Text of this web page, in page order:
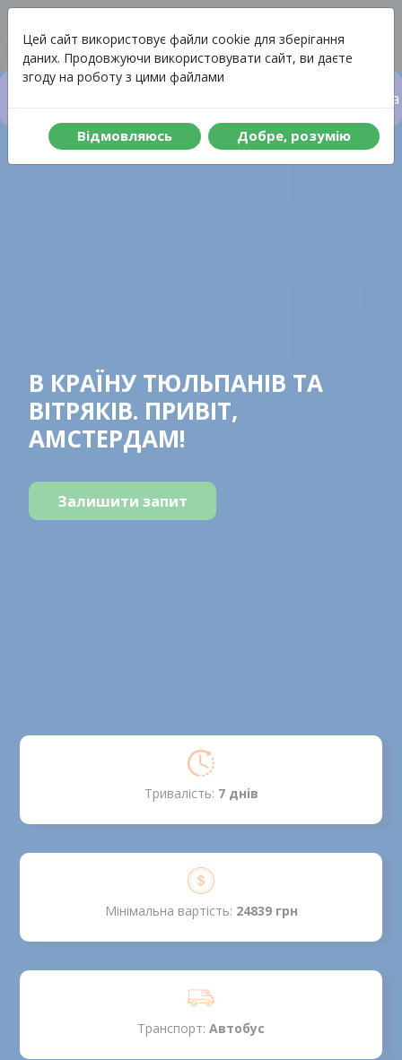
Цей сайт використовує файли cookie для зберігання
даних. Продовжуючи використовувати сайт, ви даєте
згоду на роботу з цими файлами
Вiдмовляюсь Добре, розумiю
Меню Вартість
В КРАЇНУ ТЮЛЬПАНІВ ТА
ВІТРЯКІВ. ПРИВІТ,
АМСТЕРДАМ!
Залишити запит
Тривалість: 7 днiв
Мінімальна вартість: 24839 грн
Транспорт: Автобус